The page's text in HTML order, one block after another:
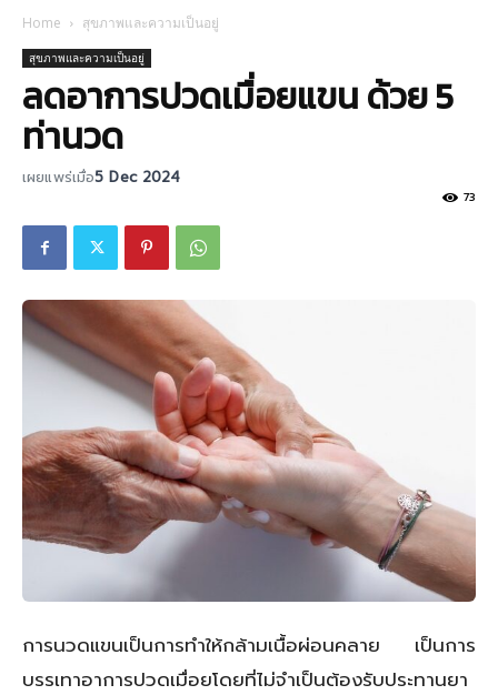
Home สุขภาพและความเป็นอยู่
สุขภาพและความเป็นอยู่
ลดอาการปวดเมื่อยแขน ด้วย 5
ท่านวด
เผยแพร่เมื่อ5 Dec 2024
73
การนวดแขนเป็นการทำให้กล้ามเนื้อผ่อนคลาย เป็นการ
บรรเทาอาการปวดเมื่อยโดยที่ไม่จำเป็นต้องรับประทานยา